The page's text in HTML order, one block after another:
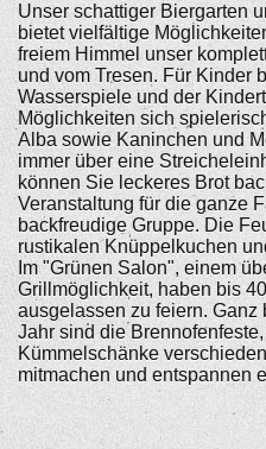
Unser schattiger Biergarten
bietet vielfältige
freiem Himmel unser
und vom Tresen. Für Kinder
Wasserspiele und der
Möglichkeiten sich
Alba sowie Kaninchen und
immer über eine
können Sie leckeres Brot
Veranstaltung für die ganze
backfreudige Gruppe. Die
rustikalen Knüppelkuchen
Im "Grünen Salon", einem
Grillmöglichkeit, haben bis
ausgelassen zu feiern.
Jahr sind die
Kümmelschänke
mitmachen und entspannen